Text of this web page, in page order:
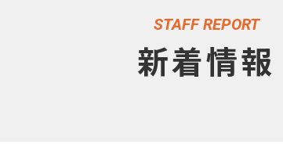
STAFF REPORT
新着情報